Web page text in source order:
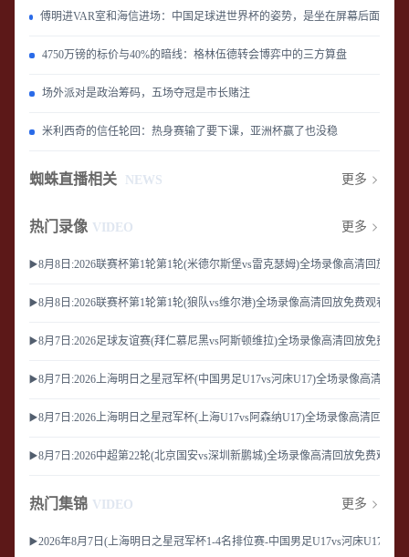
傅明进VAR室和海信进场：中国足球进世界杯的姿势，是坐在屏幕后面
4750万镑的标价与40%的暗线：格林伍德转会博弈中的三方算盘
场外派对是政治筹码，五场夺冠是市长赌注
米利西奇的信任轮回：热身赛输了要下课，亚洲杯赢了也没稳
蜘蛛直播相关 NEWS 更多
热门录像 VIDEO 更多
▶️8月8日:2026联赛杯第1轮第1轮(米德尔斯堡vs雷克瑟姆)全场录像高清回放免
▶️8月8日:2026联赛杯第1轮第1轮(狼队vs维尔港)全场录像高清回放免费观看
▶️8月7日:2026足球友谊赛(拜仁慕尼黑vs阿斯顿维拉)全场录像高清回放免费观看
▶️8月7日:2026上海明日之星冠军杯(中国男足U17vs河床U17)全场录像高清回放
▶️8月7日:2026上海明日之星冠军杯(上海U17vs阿森纳U17)全场录像高清回放免
▶️8月7日:2026中超第22轮(北京国安vs深圳新鹏城)全场录像高清回放免费观看
热门集锦 VIDEO 更多
▶️2026年8月7日(上海明日之星冠军杯1-4名排位赛-中国男足U17vs河床U17)视